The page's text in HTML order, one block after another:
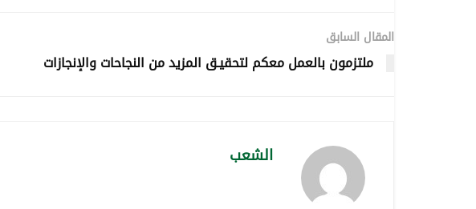
المقال السابق
ملتزمون بالعمل معكم لتحقيـق المزيد من النجاحات والإنجازات
الشعب